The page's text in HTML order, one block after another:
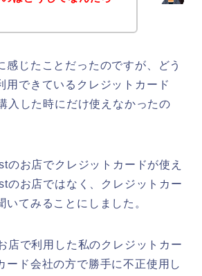
感じたことだったのですが、どう
用できているクレジットカード
入した時にだけ使えなかったの
のお店でクレジットカードが使え
のお店ではなく、クレジットカー
いてみることにしました。
店で利用した私のクレジットカー
ード会社の方で勝手に不正使用し